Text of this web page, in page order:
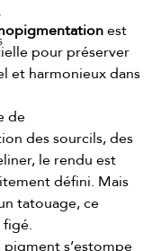
est
pour préserver
et harmonieux dans
de
des sourcils, des
le rendu est
défini. Mais
tatouage, ce